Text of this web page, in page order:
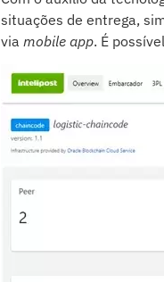
situações de entrega,
via mobile app . É